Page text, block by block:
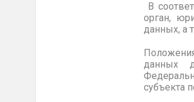
В
орган,
данных, а
данных
субъекта